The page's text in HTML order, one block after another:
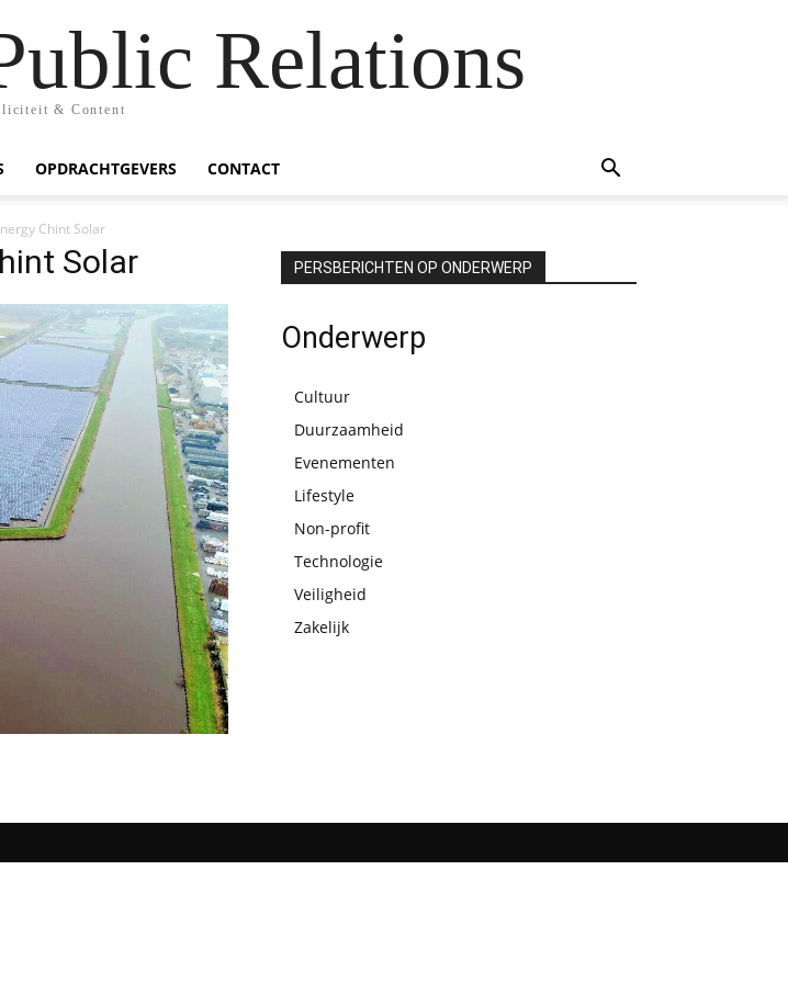
Relations
& Content
OPDRACHTGEVERS CONTACT
Chint Solar
Solar PERSBERICHTEN OP ONDERWERP
Onderwerp
Cultuur
Duurzaamheid
Evenementen
Lifestyle
Non-profit
Technologie
Veiligheid
Zakelijk